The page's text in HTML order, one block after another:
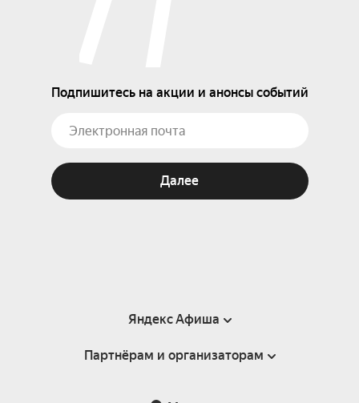
Подпишитесь на акции и анонсы событий
Далее
Яндекс Афиша
Справка
Партнёрам и организаторам